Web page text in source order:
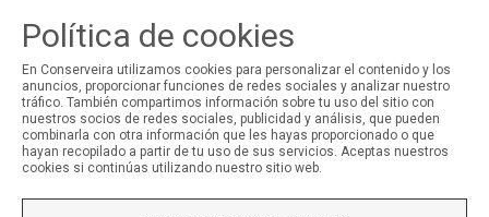
Conserveira do Sul
Manná
Política de cookies
En Conserveira utilizamos cookies para personalizar el contenido y los
anuncios, proporcionar funciones de redes sociales y analizar nuestro
tráfico. También compartimos información sobre tu uso del sitio con
nuestros socios de redes sociales, publicidad y análisis, que pueden
combinarla con otra información que les hayas proporcionado o que
hayan recopilado a partir de tu uso de sus servicios. Aceptas nuestros
cookies si continúas utilizando nuestro sitio web.